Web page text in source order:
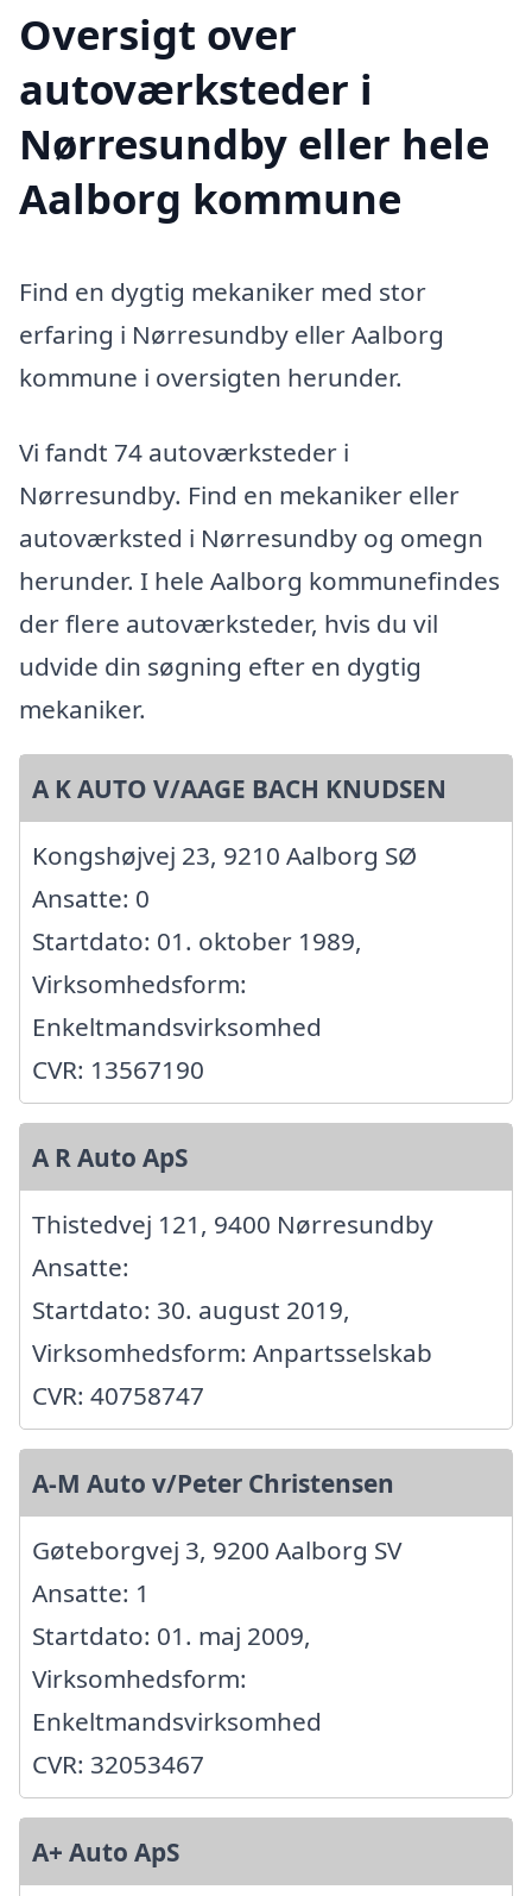
Oversigt over
autoværksteder i
Nørresundby eller hele
Aalborg kommune
Find en dygtig mekaniker med stor
erfaring i Nørresundby eller Aalborg
kommune i oversigten herunder.
Vi fandt 74 autoværksteder i
Nørresundby. Find en mekaniker eller
autoværksted i Nørresundby og omegn
herunder. I hele Aalborg kommunefindes
der flere autoværksteder, hvis du vil
udvide din søgning efter en dygtig
mekaniker.
A K AUTO V/AAGE BACH KNUDSEN
Kongshøjvej 23, 9210 Aalborg SØ
Ansatte: 0
Startdato: 01. oktober 1989,
Virksomhedsform:
Enkeltmandsvirksomhed
CVR: 13567190
A R Auto ApS
Thistedvej 121, 9400 Nørresundby
Ansatte:
Startdato: 30. august 2019,
Virksomhedsform: Anpartsselskab
CVR: 40758747
A-M Auto v/Peter Christensen
Gøteborgvej 3, 9200 Aalborg SV
Ansatte: 1
Startdato: 01. maj 2009,
Virksomhedsform:
Enkeltmandsvirksomhed
CVR: 32053467
A+ Auto ApS